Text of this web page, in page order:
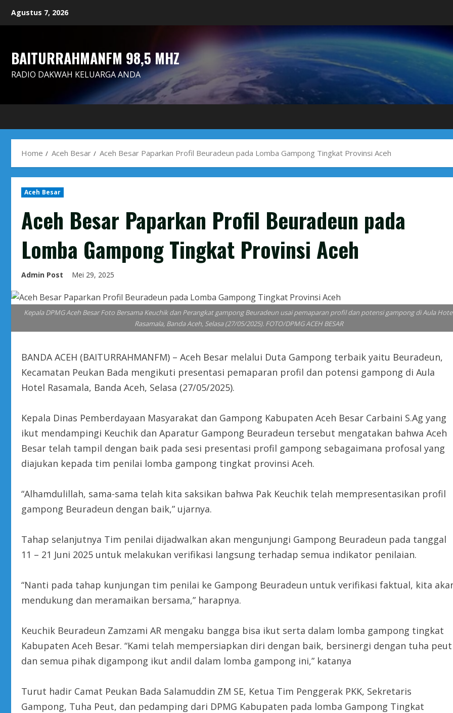
Agustus 7, 2026
BAITURRAHMANFM 98,5 MHZ
RADIO DAKWAH KELUARGA ANDA
Home Aceh Besar Aceh Besar Paparkan Profil Beuradeun pada Lomba Gampong Tingkat Provinsi Aceh
Aceh Besar
Aceh Besar Paparkan Profil Beuradeun pada
Lomba Gampong Tingkat Provinsi Aceh
Admin Post Mei 29, 2025
Kepala DPMG Aceh Besar Foto Bersama Keuchik dan Perangkat gampong Beuradeun usai pemaparan profil dan potensi gampong di Aula
Rasamala, Banda Aceh, Selasa (27/05/2025). FOTO/DPMG ACEH BESAR
BANDA ACEH (BAITURRAHMANFM) – Aceh Besar melalui Duta Gampong terbaik yaitu Beuradeun,
Kecamatan Peukan Bada mengikuti presentasi pemaparan profil dan potensi gampong di Aula
Hotel Rasamala, Banda Aceh, Selasa (27/05/2025).
Kepala Dinas Pemberdayaan Masyarakat dan Gampong Kabupaten Aceh Besar Carbaini S.Ag yang
ikut mendampingi Keuchik dan Aparatur Gampong Beuradeun tersebut mengatakan bahwa Aceh
Besar telah tampil dengan baik pada sesi presentasi profil gampong sebagaimana profosal yang
diajukan kepada tim penilai lomba gampong tingkat provinsi Aceh.
“Alhamdulillah, sama-sama telah kita saksikan bahwa Pak Keuchik telah mempresentasikan profil
gampong Beuradeun dengan baik,” ujarnya.
Tahap selanjutnya Tim penilai dijadwalkan akan mengunjungi Gampong Beuradeun pada tanggal
11 – 21 Juni 2025 untuk melakukan verifikasi langsung terhadap semua indikator penilaian.
“Nanti pada tahap kunjungan tim penilai ke Gampong Beuradeun untuk verifikasi faktual, kita
mendukung dan meramaikan bersama,” harapnya.
Keuchik Beuradeun Zamzami AR mengaku bangga bisa ikut serta dalam lomba gampong tingkat
Kabupaten Aceh Besar. “Kami telah mempersiapkan diri dengan baik, bersinergi dengan tuha peut
dan semua pihak digampong ikut andil dalam lomba gampong ini,” katanya
Turut hadir Camat Peukan Bada Salamuddin ZM SE, Ketua Tim Penggerak PKK, Sekretaris
Gampong, Tuha Peut, dan pedamping dari DPMG Kabupaten pada lomba Gampong Tingkat